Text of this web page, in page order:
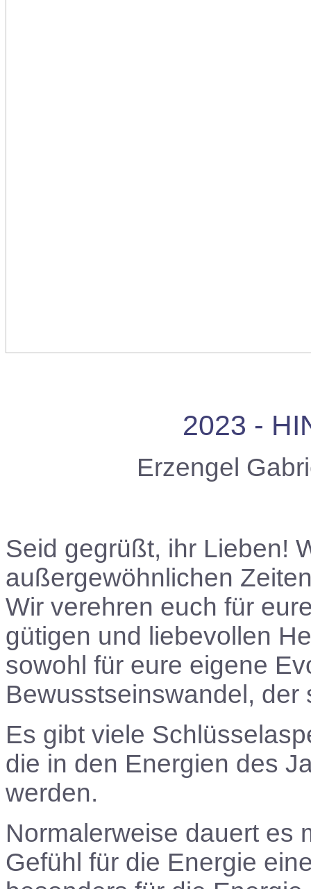
2023 -
Erzengel
Seid gegrüßt, ihr Lieben!
außergewöhnlichen
Wir verehren euch für
gütigen und liebevollen
sowohl für eure eigene
Bewusstseinswandel,
Es gibt viele
die in den Energien des
werden.
Normalerweise dauert es
Gefühl für die Energie